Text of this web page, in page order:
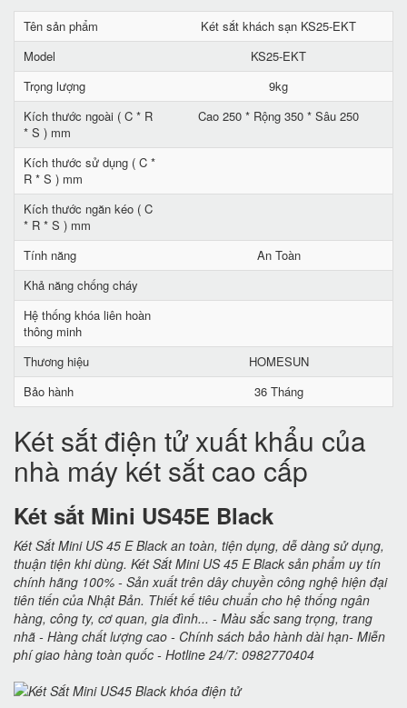
Tên sản phẩm
Két sắt khách sạn KS25-EKT
Model
KS25-EKT
Trọng lượng
9kg
Kích thước ngoài ( C * R
* S ) mm
Cao 250 * Rộng 350 * Sâu 250
Kích thước sử dụng ( C *
R * S ) mm
Kích thước ngăn kéo ( C
* R * S ) mm
Tính năng
An Toàn
Khả năng chống cháy
Hệ thống khóa liên hoàn
thông minh
Thương hiệu
HOMESUN
Bảo hành
36 Tháng
Két sắt điện tử xuất khẩu của
nhà máy két sắt cao cấp
Két sắt Mini US45E Black
Két Sắt Mini US 45 E Black an toàn, tiện dụng, dễ dàng sử dụng,
thuận tiện khi dùng. Két Sắt Mini US 45 E Black sản phẩm uy tín
chính hãng 100% - Sản xuất trên dây chuyền công nghệ hiện đại
tiên tiến của Nhật Bản. Thiết kế tiêu chuẩn cho hệ thống ngân
hàng, công ty, cơ quan, gia đình... - Màu sắc sang trọng, trang
nhã - Hàng chất lượng cao - Chính sách bảo hành dài hạn- Miễn
phí giao hàng toàn quốc - Hotline 24/7: 0982770404